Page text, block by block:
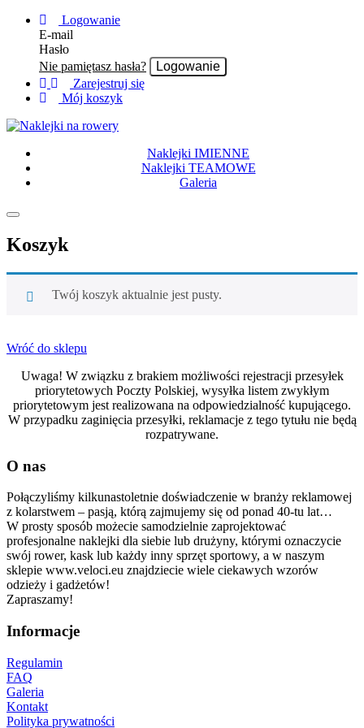
Logowanie
E-mail
Hasło
Nie pamiętasz hasła?
Zarejestruj się
Mój koszyk
Naklejki IMIENNE
Naklejki TEAMOWE
Galeria
Rozwiń
Koszyk
Twój koszyk aktualnie jest pusty.
Wróć do sklepu
Uwaga! W związku z brakiem możliwości rejestracji przesyłek
priorytetowych Poczty Polskiej, wysyłka listem zwykłym
priorytetowym jest realizowana na odpowiedzialność kupującego.
W przypadku zaginięcia przesyłki, reklamacje z tego tytułu nie będą
rozpatrywane.
O nas
Połączyliśmy kilkunastoletnie doświadczenie w branży reklamowej
z kolarstwem – pasją, którą zajmujemy się od ponad 40-tu lat…
W prosty sposób możecie samodzielnie zaprojektować
profesjonalne naklejki dla siebie lub drużyny, którymi oznaczycie
swój rower, kask lub każdy inny sprzęt sportowy, a w naszym
sklepie www.veloci.eu znajdziecie wiele ciekawych wzorów
odzieży i gadżetów!
Zapraszamy!
Informacje
Regulamin
FAQ
Galeria
Kontakt
Polityka prywatności